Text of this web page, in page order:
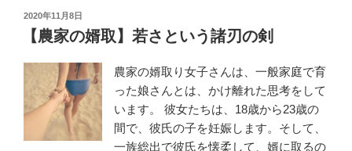
投
日:
2020年11月8日
【農家の婿取】若さという諸刃の剣
農家の婿取り女子さんは、一般家庭で育
った娘さんとは、かけ離れた思考をして
います。 彼女たちは、18歳から23歳の
間で、彼氏の子を妊娠します。そして、
一族総出で彼氏を懐柔して、婿に取るの